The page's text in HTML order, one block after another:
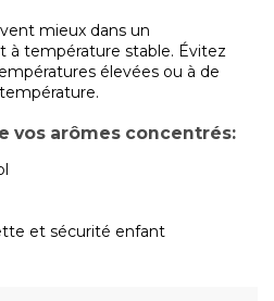
mieux dans un
à température stable. Évitez
élevées ou à de
vos arômes concentrés:
et sécurité enfant